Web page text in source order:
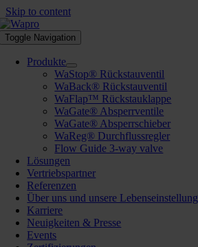
Skip to content
Toggle Navigation
Produkte
WaStop® Rückstauventil
WaBack® Rückstauventil
WaFlap™ Rückstauklappe
WaGate® Absperrventile
WaGate® Absperrschieber
WaReg® Durchflussregler
Flow Guide 3-way valve
Lösungen
Vertriebspartner
Referenzen
Über uns und unsere Lebenseinstellung
Karriere
Neuigkeiten & Presse
Events